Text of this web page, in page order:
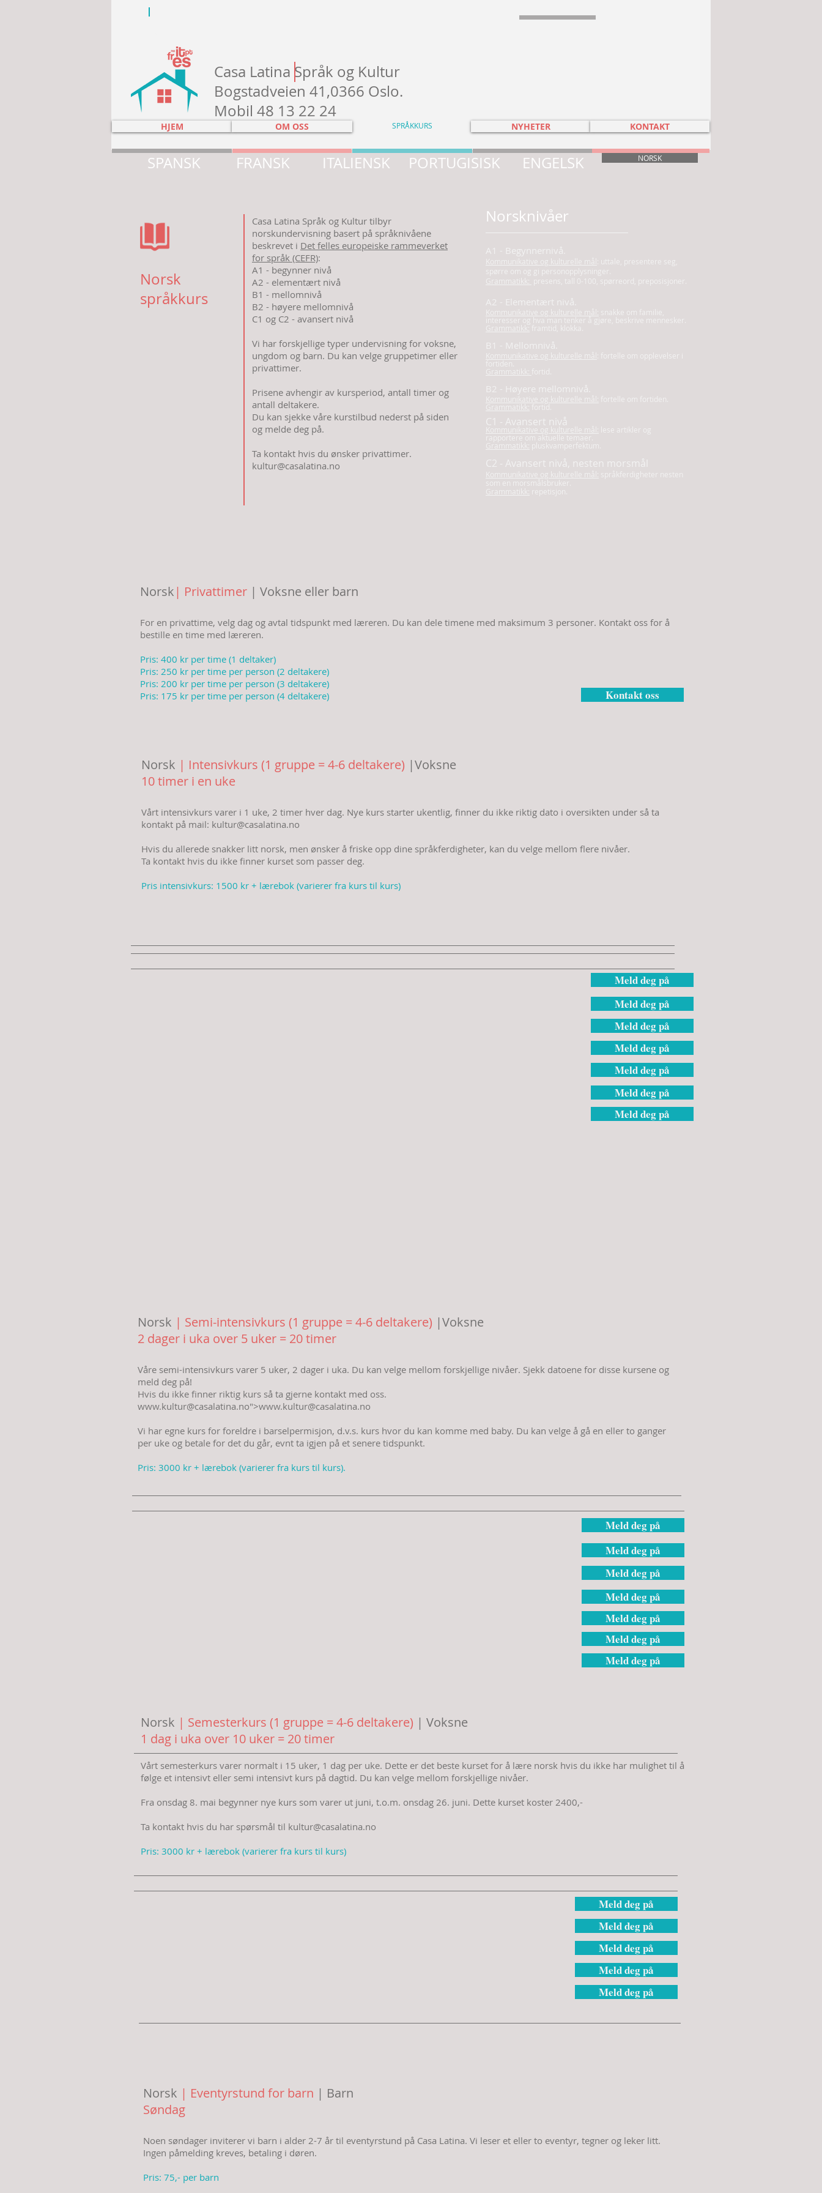
Casa Latina Språk og Kultur
Bogstadveien 41,0366 Oslo.
Mobil 48 13 22 24
HJEM OM OSS NYHETER
SPRÅKKURS KONTAKT
FRANSK
SPANSK ITALIENSK PORTUGISISK ENGELSK NORSK
Norsk
språkkurs
Casa Latina Språk og Kultur tilbyr
norskundervisning basert på språknivåene
beskrevet i Det felles europeiske rammeverket
for språk (CEFR):
A1 - begynner nivå
A2 - elementært nivå
B1 - mellomnivå
B2 - høyere mellomnivå
C1 og C2 - avansert nivå
Vi har forskjellige typer undervisning for voksne,
ungdom og barn. Du kan velge gruppetimer eller
privattimer.
Prisene avhengir av kursperiod, antall timer og
antall deltakere.
Du kan sjekke våre kurstilbud nederst på siden
og melde deg på.
Ta kontakt hvis du ønsker privattimer.
kultur@casalatina.no
Norsknivåer
A1 - Begynnernivå.
Kommunikative og kulturelle mål
: uttale, presentere seg,
spørre om og gi personopplysninger.
Grammatikk:
presens, tall 0-100, spørreord, preposisjoner.
A2 - Elementært nivå.
Kommunikative og kulturelle mål:
snakke om familie,
interesser og hva man tenker å gjøre, beskrive mennesker.
Grammatikk:
framtid, klokka.
B1 - Mellomnivå.
Kommunikative og kulturelle mål
: fortelle om opplevelser i
fortiden.
Grammatikk:
fortid.
B2 - Høyere mellomnivå.
Kommunikative og kulturelle mål:
fortelle om fortiden.
Grammatikk:
fortid.
C1 - Avansert nivå
Kommunikative og kulturelle mål:
lese artikler og
rapportere om aktuelle temaer.
Grammatikk:
pluskvamperfektum.
C2 - Avansert nivå, nesten morsmål
Kommunikative og kulturelle mål:
språkferdigheter nesten
som en morsmålsbruker.
Grammatikk:
repetisjon
Norsk | Privattimer | Voksne eller barn
For en privattime, velg dag og avtal tidspunkt med læreren. Du kan dele timene med maksimum 3 personer. Kontakt oss for å
bestille en time med læreren.
Pris: 400 kr per time (1 deltaker)
Pris: 250 kr per time per person (2 deltakere)
Pris: 200 kr per time per person (3 deltakere)
Pris: 175 kr per time per person (4 deltakere)
Kontakt oss
Norsk | Intensivkurs (1 gruppe = 4-6 deltakere) |Voksne
10 timer i en uke
Vårt intensivkurs varer i 1 uke, 2 timer hver dag. Nye kurs starter ukentlig, finner du ikke riktig dato i oversikten under så ta
kontakt på mail: kultur@casalatina.no
Hvis du allerede snakker litt norsk, men ønsker å friske opp dine språkferdigheter, kan du velge mellom flere nivåer.
Ta kontakt hvis du ikke finner kurset som passer deg.
Pris intensivkurs: 1500 kr + lærebok (varierer fra kurs til kurs)
Meld deg på
Meld deg på
Meld deg på
Meld deg på
Meld deg på
Meld deg på
Meld deg på
Norsk | Semi-intensivkurs (1 gruppe = 4-6 deltakere) |Voksne
2 dager i uka over 5 uker = 20 timer
Våre semi-intensivkurs varer 5 uker, 2 dager i uka. Du kan velge mellom forskjellige nivåer. Sjekk datoene for disse kursene og
meld deg på!
Hvis du ikke finner riktig kurs så ta gjerne kontakt med oss.
www.kultur@casalatina.no">www.kultur@casalatina.no
Vi har egne kurs for foreldre i barselpermisjon, d.v.s. kurs hvor du kan komme med baby. Du kan velge å gå en eller to ganger
per uke og betale for det du går, evnt ta igjen på et senere tidspunkt.
Pris: 3000 kr + lærebok (varierer fra kurs til kurs).
Meld deg på
Meld deg på
Meld deg på
Meld deg på
Meld deg på
Meld deg på
Meld deg på
Norsk | Semesterkurs (1 gruppe = 4-6 deltakere) | Voksne
1 dag i uka over 10 uker = 20 timer
Vårt semesterkurs varer normalt i 15 uker, 1 dag per uke. Dette er det beste kurset for å lære norsk hvis du ikke har mulighet til å
følge et intensivt eller semi intensivt kurs på dagtid. Du kan velge mellom forskjellige nivåer.
Fra onsdag 8. mai begynner nye kurs som varer ut juni, t.o.m. onsdag 26. juni. Dette kurset koster 2400,-
Ta kontakt hvis du har spørsmål til kultur@casalatina.no
Pris: 3000 kr + lærebok (varierer fra kurs til kurs)
Meld deg på
Meld deg på
Meld deg på
Meld deg på
Meld deg på
Norsk | Eventyrstund for barn | Barn
Søndag
Noen søndager inviterer vi barn i alder 2-7 år til eventyrstund på Casa Latina. Vi leser et eller to eventyr, tegner og leker litt.
Ingen påmelding kreves, betaling i døren.
Pris: 75,- per barn